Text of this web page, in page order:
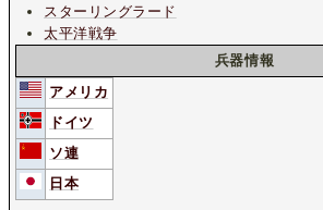
スターリングラード
太平洋戦争
兵器情報
アメリカ
ドイツ
ソ連
日本